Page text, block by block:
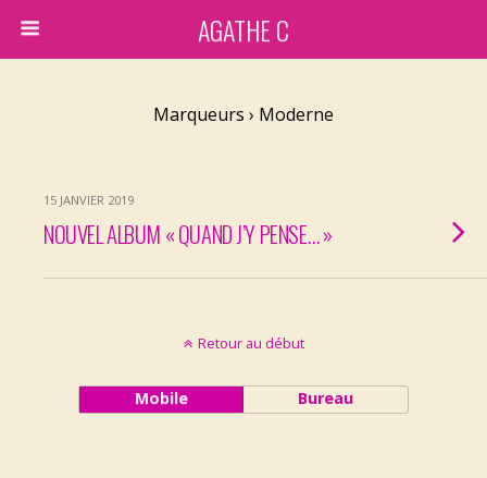
AGATHE C
Marqueurs › Moderne
15 JANVIER 2019
NOUVEL ALBUM « QUAND J’Y PENSE… »
Retour au début
Mobile Bureau